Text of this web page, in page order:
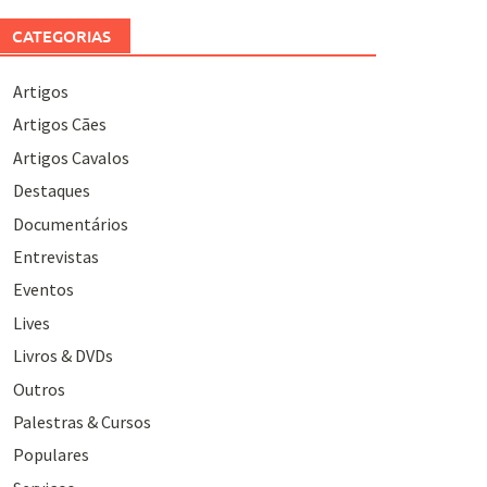
CATEGORIAS
Artigos
Artigos Cães
Artigos Cavalos
Destaques
Documentários
Entrevistas
Eventos
Lives
Livros & DVDs
Outros
Palestras & Cursos
Populares